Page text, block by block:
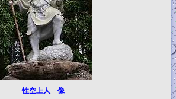
－性空上人 像 －